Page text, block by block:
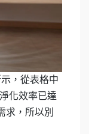
，從表格中
化效率已達
求，所以別